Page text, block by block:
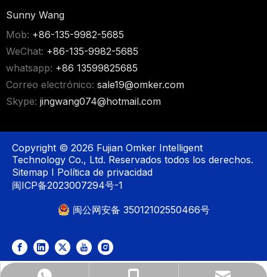
Sunny Wang
Mob: +86-135-9982-5685
WeChat: +86-135-9982-5685
whatsapp: +86 13599825685
Correo electrónico: sale19@omker.com
Skype: jingwang074@hotmail.com
Copyright © 2026 Fujian Omker Intelligent
Technology Co., Ltd. Reservados todos los derechos.
Sitemap I Política de privacidad
闽ICP备2023007294号-1
闽公网安备 35012102550466号